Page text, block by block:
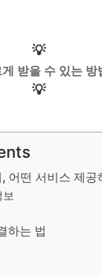
💡
받을 수 있는 방
💡
어떤 서비스 제공
하는 법